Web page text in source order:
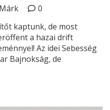
0
kaptunk, de most
a hazai drift
Az idei Sebesség
Bajnokság, de